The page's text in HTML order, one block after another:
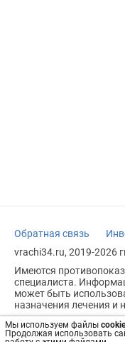
Мы используем файлы cookie
Продолжая использовать
Обратная связь
vrachi34.ru, 2019-2026
Имеются
специалиста.
может быть
назначения лечения и
Возрастное